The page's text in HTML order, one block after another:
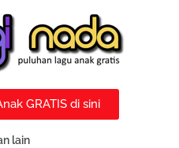
GRATIS di sini
lain